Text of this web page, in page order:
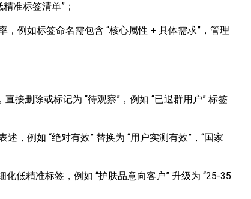
准标签清单”；
例如标签命名需包含 “核心属性 + 具体需求”，管理
接删除或标记为 “待观察”，例如 “已退群用户” 标签
，例如 “绝对有效” 替换为 “用户实测有效”，“国家
化低精准标签，例如 “护肤品意向客户” 升级为 “25-35